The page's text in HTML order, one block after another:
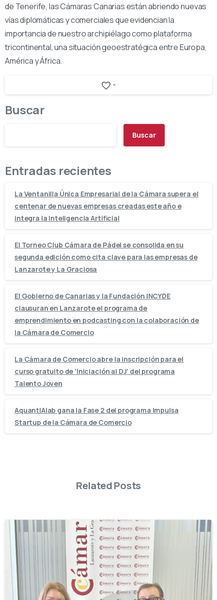
de Tenerife, las Cámaras Canarias están abriendo nuevas
vías diplomáticas y comerciales que evidencian la
importancia de nuestro archipiélago como plataforma
tricontinental, una situación geoestratégica entre Europa,
América y África.
-
Buscar
Buscar
Entradas recientes
La Ventanilla Única Empresarial de la Cámara supera el
centenar de nuevas empresas creadas este año e
integra la Inteligencia Artificial
El Torneo Club Cámara de Pádel se consolida en su
segunda edición como cita clave para las empresas de
Lanzarote y La Graciosa
El Gobierno de Canarias y la Fundación INCYDE
clausuran en Lanzarote el programa de
emprendimiento en podcasting con la colaboración de
la Cámara de Comercio
La Cámara de Comercio abre la inscripción para el
curso gratuito de ‘Iniciación al DJ’ del programa
Talento Joven
AquantIAlab gana la Fase 2 del programa Impulsa
Startup de la Cámara de Comercio
Related Posts